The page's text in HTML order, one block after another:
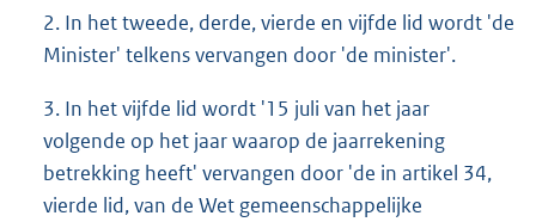
2. In het tweede, derde, vierde en vijfde lid wordt 'de
Minister' telkens vervangen door 'de minister'.
3. In het vijfde lid wordt '15 juli van het jaar
volgende op het jaar waarop de jaarrekening
betrekking heeft' vervangen door 'de in artikel 34,
vierde lid, van de Wet gemeenschappelijke